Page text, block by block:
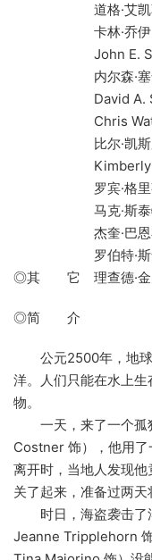
道格·艾凯勒
卡林·乔伊 /
John E.
内尔森·塞普维
David A.
Chris Watts
比尔·凯斯滕豪
Kimberly K.
罗宾·格里芬 /
马克·斯泰特森
杰奎·巴恩布鲁
罗伯特·斯普尔
◎其 它 理查德·金 /
◎简 介
公元2500年，地球
洋。人们只能在水上
物。
一天，来了一个孤
Costner 饰），他用
离开时，当地人发现
关了起来，准备过两天
时日，海盗袭击了
Jeanne Tripplehorn